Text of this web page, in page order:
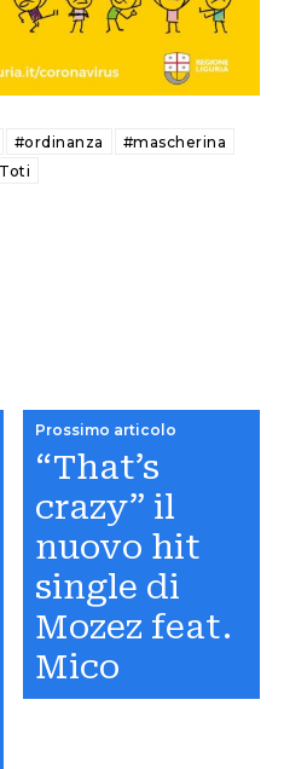
#ordinanza
#mascherina
Prossimo articolo
“That’s
crazy” il
nuovo hit
single di
Mozez feat.
Mico